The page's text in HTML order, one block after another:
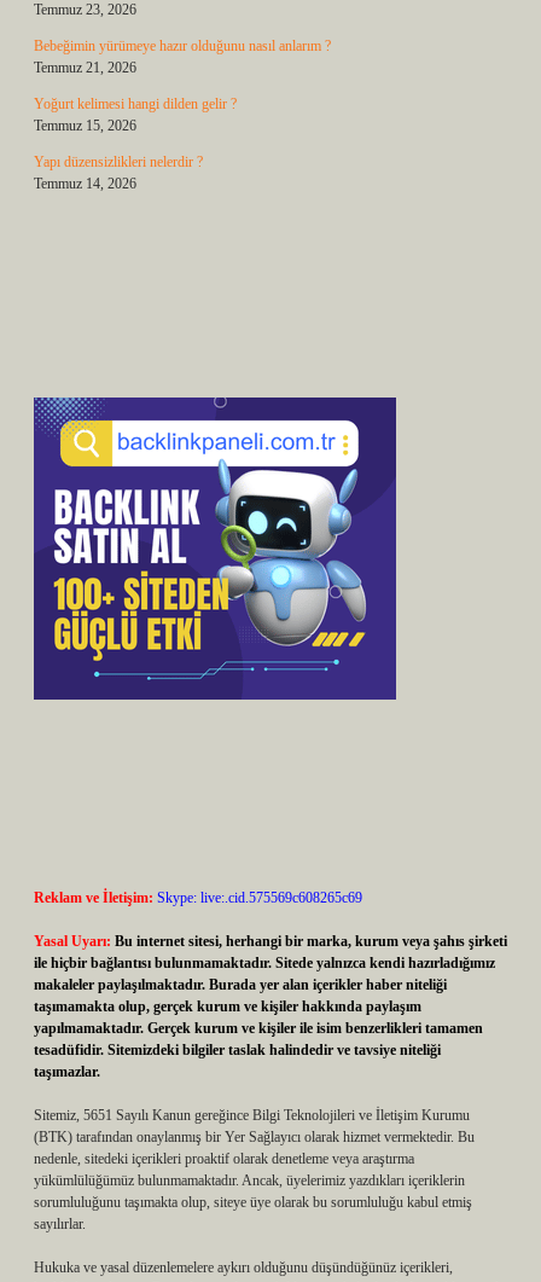
Temmuz 23, 2026
Bebeğimin yürümeye hazır olduğunu nasıl anlarım ?
Temmuz 21, 2026
Yoğurt kelimesi hangi dilden gelir ?
Temmuz 15, 2026
Yapı düzensizlikleri nelerdir ?
Temmuz 14, 2026
Reklam ve İletişim: Skype: live:.cid.575569c608265c69
Yasal Uyarı: Bu internet sitesi, herhangi bir marka, kurum veya şahıs şirketi
ile hiçbir bağlantısı bulunmamaktadır. Sitede yalnızca kendi hazırladığımız
makaleler paylaşılmaktadır. Burada yer alan içerikler haber niteliği
taşımamakta olup, gerçek kurum ve kişiler hakkında paylaşım
yapılmamaktadır. Gerçek kurum ve kişiler ile isim benzerlikleri tamamen
tesadüfidir. Sitemizdeki bilgiler taslak halindedir ve tavsiye niteliği
taşımazlar.
Sitemiz, 5651 Sayılı Kanun gereğince Bilgi Teknolojileri ve İletişim Kurumu
(BTK) tarafından onaylanmış bir Yer Sağlayıcı olarak hizmet vermektedir. Bu
nedenle, sitedeki içerikleri proaktif olarak denetleme veya araştırma
yükümlülüğümüz bulunmamaktadır. Ancak, üyelerimiz yazdıkları içeriklerin
sorumluluğunu taşımakta olup, siteye üye olarak bu sorumluluğu kabul etmiş
sayılırlar.
Hukuka ve yasal düzenlemelere aykırı olduğunu düşündüğünüz içerikleri,